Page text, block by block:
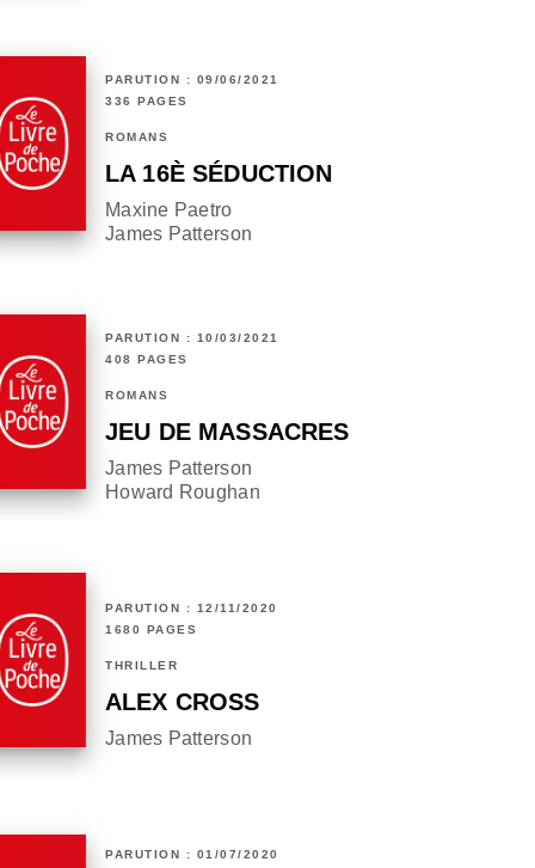
PARUTION : 09/06/2021
336 PAGES
ROMANS
LA 16È SÉDUCTION
Maxine Paetro
James Patterson
PARUTION : 10/03/2021
408 PAGES
ROMANS
JEU DE MASSACRES
James Patterson
Howard Roughan
PARUTION : 12/11/2020
1680 PAGES
THRILLER
ALEX CROSS
James Patterson
PARUTION : 01/07/2020